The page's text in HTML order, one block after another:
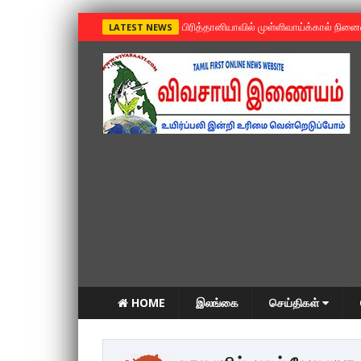
LATEST NEWS »பிரித்தானியாவில் முள்ளிவாய்க்கால்
HOME இலங்கை செய்திகள்